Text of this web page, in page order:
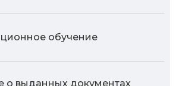
обучение
о выданных документах